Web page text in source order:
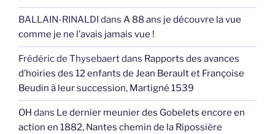
BALLAIN-RINALDI dans A 88 ans je découvre la vue
comme je ne l’avais jamais vue !
Frédéric de Thysebaertdans Rapports des avances
d’hoiries des 12 enfants de Jean Berault et Françoise
Beudin à leur succession, Martigné 1539
OH dans Le dernier meunier des Gobelets encore en
action en 1882, Nantes chemin de la Ripossière